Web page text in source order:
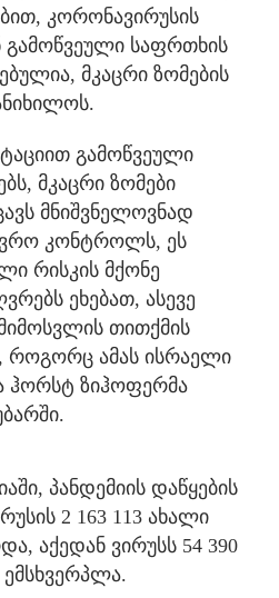
კორონავირუსის
გამოწვეული საფრთხის
მკაცრი ზომების
გამოწვეული
მკაცრი ზომები
მნიშვნელოვნად
კონტროლს, ეს
რისკის მქონე
ეხებათ, ასევე
თითქმის
როგორც ამას ისრაელი
ჰორსტ ზიჰოფერმა
პანდემიის დაწყების
2 163 113 ახალი
აქედან ვირუსს 54 390